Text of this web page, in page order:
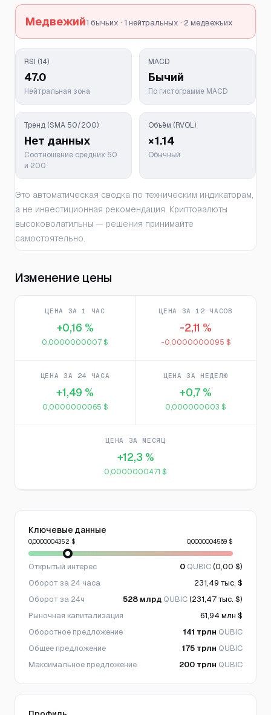
Медвежий1 бычьих · 1 нейтральных · 2 медвежьих
RSI (14)
47.0
Нейтральная зона
MACD
Бычий
По гистограмме MACD
Тренд (SMA 50/200)
Нет данных
Соотношение средних 50
и 200
Объём (RVOL)
×1.14
Обычный
Это автоматическая сводка по техническим индикаторам,
а не инвестиционная рекомендация. Криптовалюты
высоковолатильны — решения принимайте
самостоятельно.
Изменение цены
ЦЕНА ЗА 1 ЧАС
+0,16 %
0,0000000007 $
ЦЕНА ЗА 12 ЧАСОВ
-2,11 %
-0,0000000095 $
ЦЕНА ЗА 24 ЧАСА
+1,49 %
0,0000000065 $
ЦЕНА ЗА НЕДЕЛЮ
+0,7 %
0,000000003 $
ЦЕНА ЗА МЕСЯЦ
+12,3 %
0,0000000471 $
Ключевые данные
0,0000004352 $ 0,0000004569 $
Открытый интерес 0 QUBIC(0,00 $)
Оборот за 24 часа
231,49 тыс. $
Оборот за 24ч
528 млрд QUBIC(231,47 тыс. $)
Рыночная капитализация
61,94 млн $
Оборотное предложение
141 трлн QUBIC
Общее предложение
175 трлн QUBIC
Максимальное предложение
200 трлн QUBIC